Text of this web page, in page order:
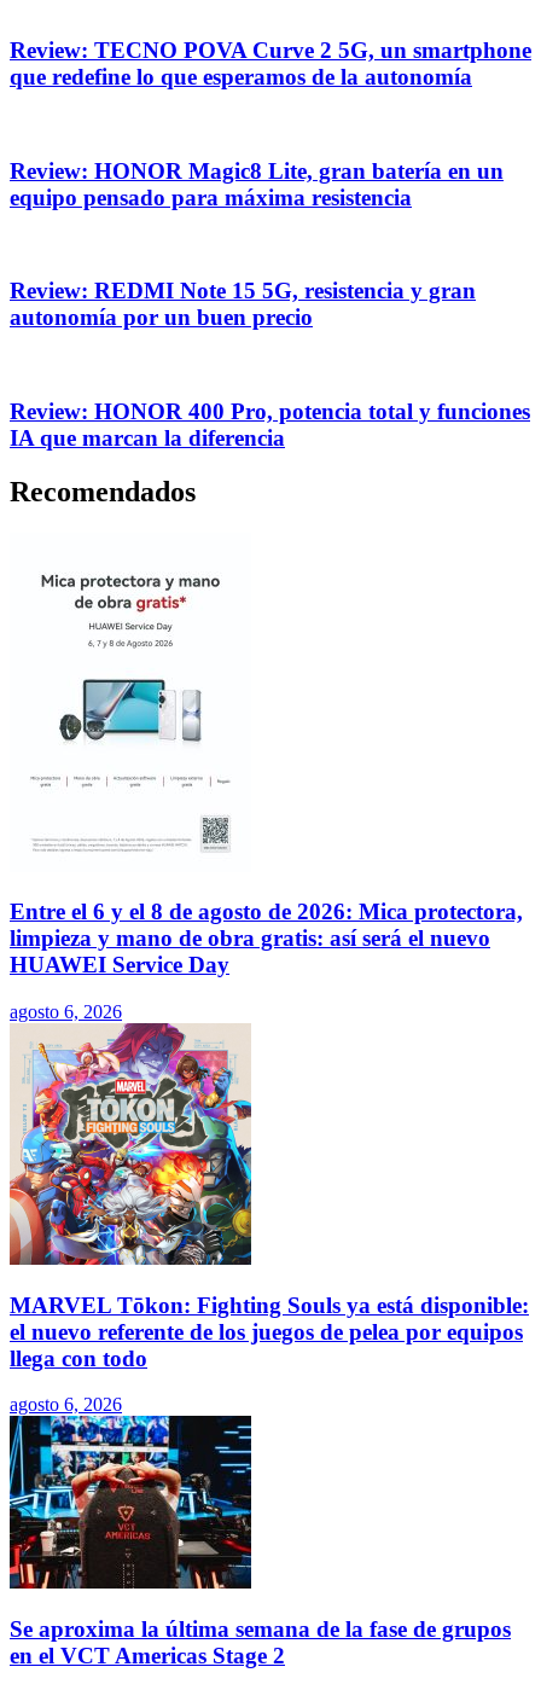
Review: TECNO POVA Curve 2 5G, un smartphone
que redefine lo que esperamos de la autonomía
Review: HONOR Magic8 Lite, gran batería en un
equipo pensado para máxima resistencia
Review: REDMI Note 15 5G, resistencia y gran
autonomía por un buen precio
Review: HONOR 400 Pro, potencia total y funciones
IA que marcan la diferencia
Recomendados
Entre el 6 y el 8 de agosto de 2026: Mica protectora,
limpieza y mano de obra gratis: así será el nuevo
HUAWEI Service Day
agosto 6, 2026
MARVEL Tōkon: Fighting Souls ya está disponible:
el nuevo referente de los juegos de pelea por equipos
llega con todo
agosto 6, 2026
Se aproxima la última semana de la fase de grupos
en el VCT Americas Stage 2